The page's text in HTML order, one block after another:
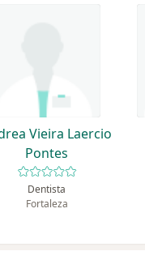
Vieira Laercio
Pontes
Dentista
Fortaleza